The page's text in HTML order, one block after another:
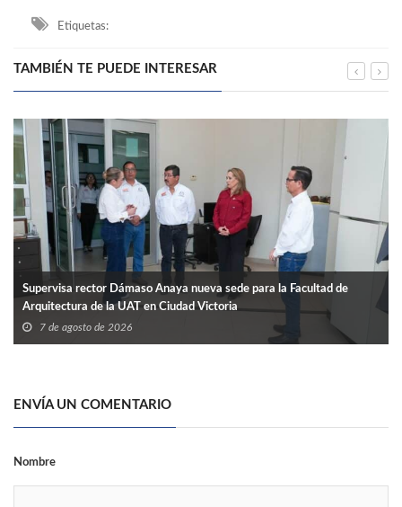
Etiquetas:
TAMBIÉN TE PUEDE INTERESAR
Supervisa rector Dámaso Anaya nueva sede para la Facultad de
Arquitectura de la UAT en Ciudad Victoria
7 de agosto de 2026
ENVÍA UN COMENTARIO
Nombre